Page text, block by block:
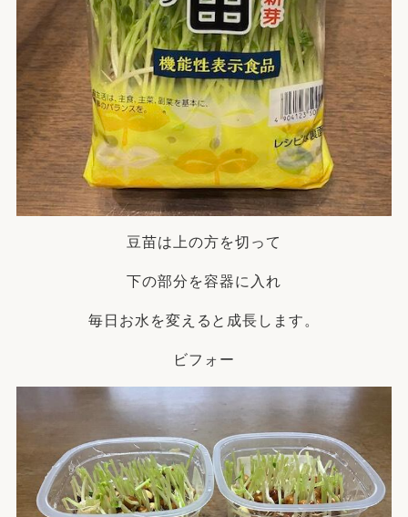
豆苗は上の方を切って
下の部分を容器に入れ
毎日お水を変えると成長します。
ビフォー